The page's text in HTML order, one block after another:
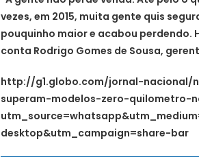
vezes, em 2015, muita gente quis
pouquinho maior e acabou perdendo.
conta Rodrigo Gomes de Sousa,
http://g1.globo.com/jornal-nacional/
superam-modelos-zero-quilometro-
desktop&utm_campaign=share-bar